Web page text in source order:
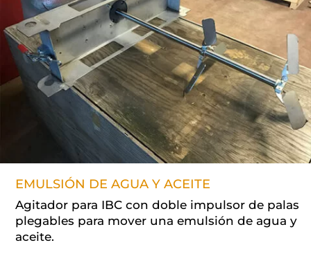
EMULSIÓN DE AGUA Y ACEITE
Agitador para IBC con doble impulsor de palas
plegables para mover una emulsión de agua y
aceite.